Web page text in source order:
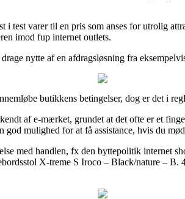
test varer til en pris som anses for utrolig
imod fup internet outlets.
nytte af en afdragsløsning fra
butikkens betingelser, dog er det i
af e-mærket, grundet at det ofte er et
god mulighed for at få assistance, hvis du
med handlen, fx den byttepolitik internet
X-treme S Iroco – Black/nature –